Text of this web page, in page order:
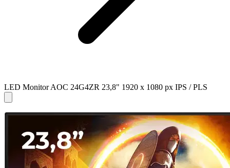
LED Monitor AOC 24G4ZR 23,8" 1920 x 1080 px IPS / PLS